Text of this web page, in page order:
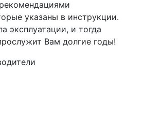
указаны в инструкции.
эксплуатации, и тогда
Вам долгие годы!